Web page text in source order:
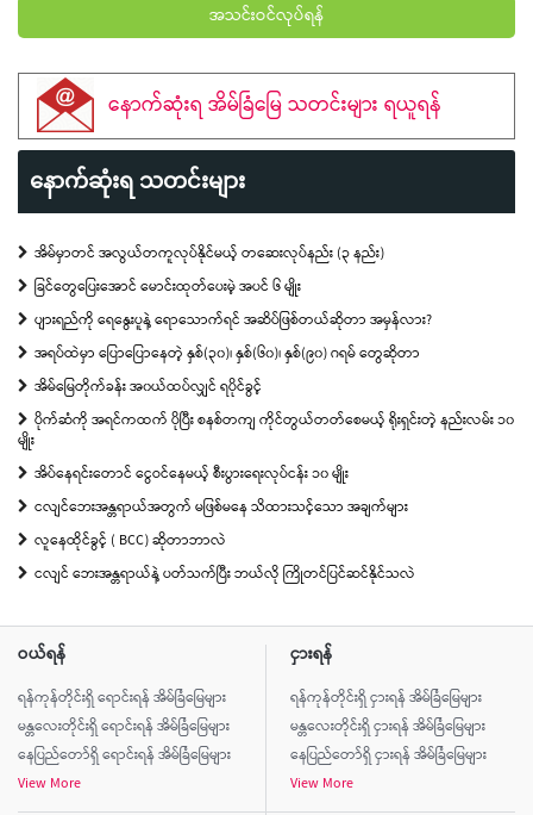
အသင်းဝင်လုပ်ရန်
နောက်ဆုံးရ အိမ်ခြံမြေ သတင်းများ ရယူရန်
နောက်ဆုံးရ သတင်းများ
အိမ်မှာတင် အလွယ်တကူလုပ်နိုင်မယ့် တဆေးလုပ်နည်း (၃ နည်း)
ခြင်တွေပြေးအောင် မောင်းထုတ်ပေးမဲ့ အပင် ၆ မျိုး
ပျားရည်ကို ရေနွေးပူနဲ့ ရောသောက်ရင် အဆိပ်ဖြစ်တယ်ဆိုတာ အမှန်လား?
အရပ်ထဲမှာ ပြောပြောနေတဲ့ နှစ်(၃၀)၊ နှစ်(၆၀)၊ နှစ်(၉၀) ဂရမ် တွေဆိုတာ
အိမ်မြေတိုက်ခန်း အ၀ယ်ထပ်လျှင် ရပိုင်ခွင့်
ပိုက်ဆံကို အရင်ကထက် ပိုပြီး စနစ်တကျ ကိုင်တွယ်တတ်စေမယ့် ရိုးရှင်းတဲ့ နည်းလမ်း ၁၀
မျိုး
အိပ်နေရင်းတောင် ငွေဝင်နေမယ့် စီးပွားရေးလုပ်ငန်း ၁၀ မျိုး
ငလျင်ဘေးအန္တရာယ်အတွက် မဖြစ်မနေ သိထားသင့်သော အချက်များ
လူနေထိုင်ခွင့် ( BCC) ဆိုတာဘာလဲ
ငလျင် ဘေးအန္တရာယ်နဲ့ ပတ်သက်ပြီး ဘယ်လို ကြိုတင်ပြင်ဆင်နိုင်သလဲ
ဝယ်ရန်
ရန်ကုန်တိုင်းရှိ ရောင်းရန် အိမ်ခြံမြေများ
မန္တလေးတိုင်းရှိ ရောင်းရန် အိမ်ခြံမြေများ
နေပြည်တော်ရှိ ရောင်းရန် အိမ်ခြံမြေများ
View More
ငှားရန်
ရန်ကုန်တိုင်းရှိ ငှားရန် အိမ်ခြံမြေများ
မန္တလေးတိုင်းရှိ ငှားရန် အိမ်ခြံမြေများ
နေပြည်တော်ရှိ ငှားရန် အိမ်ခြံမြေများ
View More